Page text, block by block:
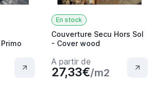
En stock
Couverture Secu Hors Sol
- Cover wood
A partir de
27,33€/m2